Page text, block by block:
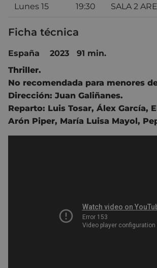
Lunes 15 19:30 SALA 2
Ficha técnica
España 2023 91 min.
Thriller.
No recomendada para menores
Dirección: Juan Galiñanes.
Reparto: Luis Tosar, Álex García,
Arón Piper, María Luisa Mayol,